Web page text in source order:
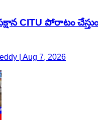
CITU పోరాటం
| Aug 7, 2026